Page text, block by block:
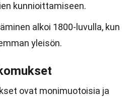
kunnioittamiseen.
alkoi 1800-luvulla, kun
yleisön.
ovat monimuotoisia ja